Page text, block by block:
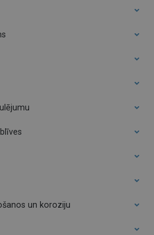
un koroziju